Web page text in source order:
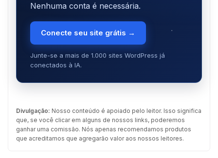
Nenhuma conta é necessária.
Conecte seu site grátis →
Junte-se a mais de 1.000 sites WordPress já
conectados à IA.
Divulgação: Nosso conteúdo é apoiado pelo leitor. Isso significa
que, se você clicar em alguns de nossos links, poderemos
ganhar uma comissão. Nós apenas recomendamos produtos
que acreditamos que agregarão valor aos nossos leitores.